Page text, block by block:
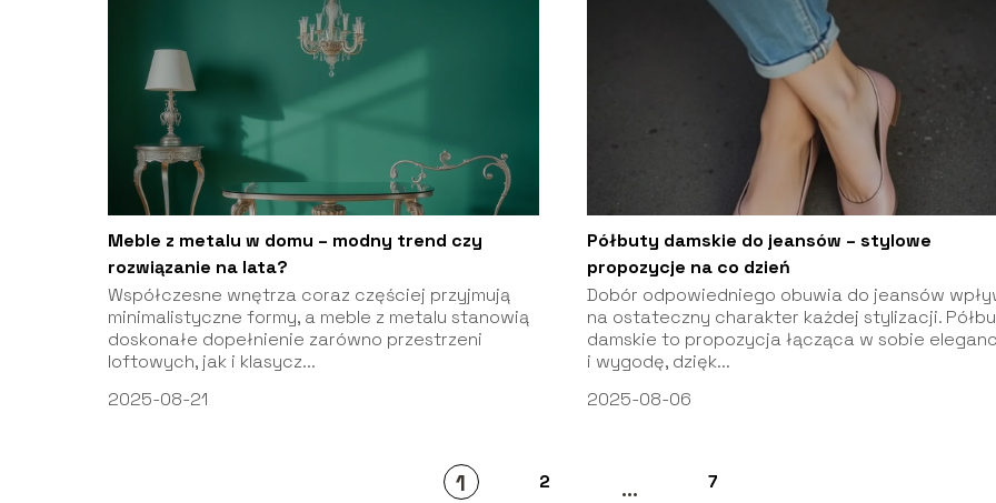
Meble z metalu w domu – modny trend czy
rozwiązanie na lata?
Współczesne wnętrza coraz częściej przyjmują
minimalistyczne formy, a meble z metalu stanowią
doskonałe dopełnienie zarówno przestrzeni
loftowych, jak i klasycz...
2025-08-21
Półbuty damskie do jeansów – stylowe
propozycje na co dzień
Dobór odpowiedniego obuwia do jean­sów
na ostateczny charakter każdej stylizacji.
damskie to propozycja łącząca w sobie
i wygodę, dzięk...
2025-08-06
1 2 ... 7